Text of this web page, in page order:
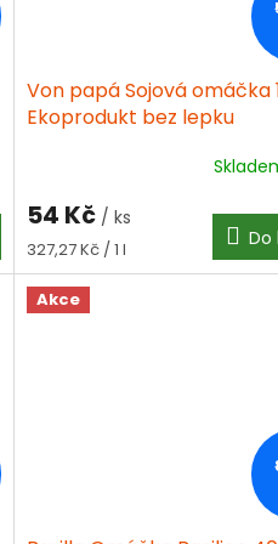
Von papá Sojová omáčka
Ekoprodukt bez lepku
produktu
je
4,5
z
5
54 Kč / ks
Měrná
cena:
327,27 Kč / 1 l Do
Akce